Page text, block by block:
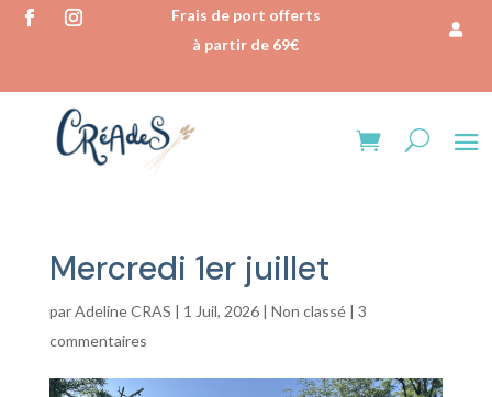
Frais de port offerts
à partir de 69€
Mercredi 1er juillet
parAdeline CRAS | 1 Juil, 2026| Non classé| 3
commentaires